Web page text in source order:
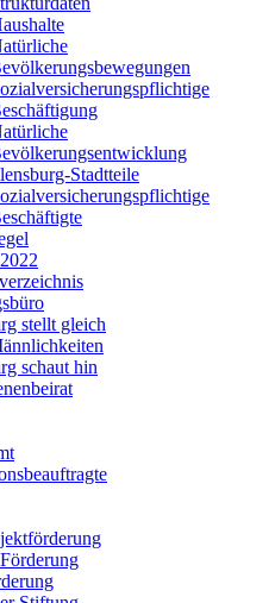
Stadtteile
stellt gleich
schaut hin